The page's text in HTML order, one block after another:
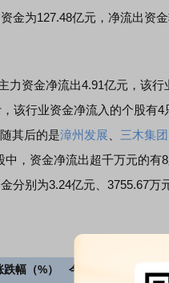
金为127.48亿元，净流出资
力资金净流出4.91亿元，该
该行业资金净流入的个股有
其后的是漳州发展 三木集团
中，资金净流出超千万元的有
分别为3.24亿元、3755.67万
幅（%） 今日换手率（%）